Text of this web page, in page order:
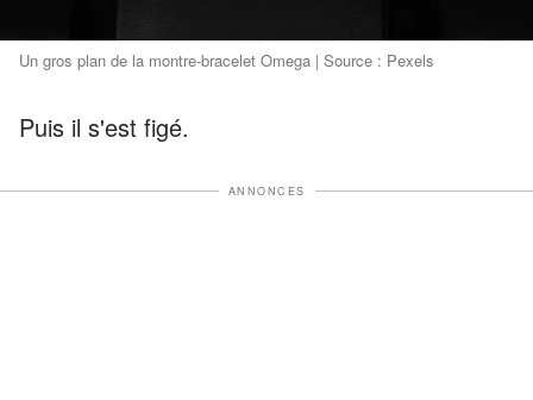
Un gros plan de la montre-bracelet Omega | Source : Pexels
Puis il s'est figé.
ANNONCES